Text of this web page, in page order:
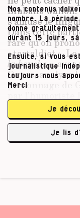
Brabant wallon.
s’amuse le
Dans cette
rare qu’on
« tartaldjet ».
la bou­che »,
lèvres, analyse
personnage de
qualifie
d’ailleurs – de «
« C’est dans les …
Nos contenus
nombre. La
donne
durant 15 jours,
Ensuite, si vous
journalistique
toujours nous
Merci
Je
Je lis